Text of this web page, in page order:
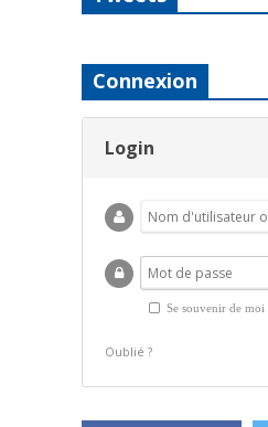
Connexion
Login
Se souvenir de moi
Oublié ?